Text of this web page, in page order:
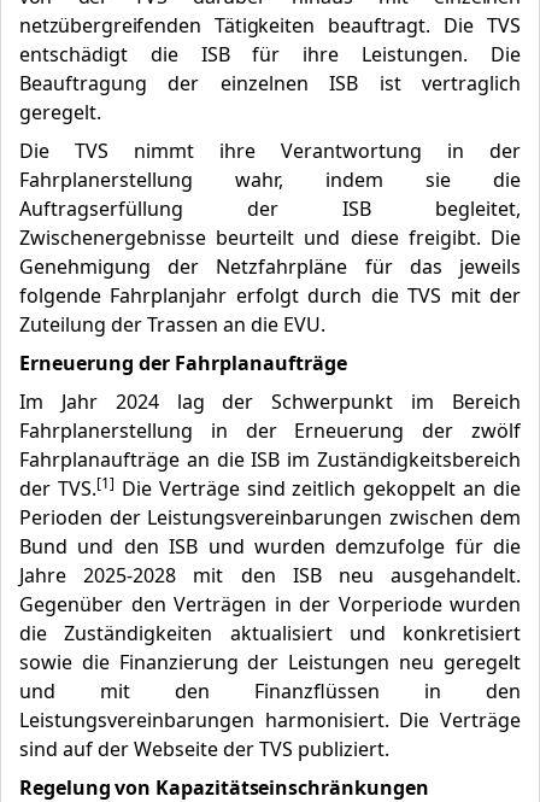
netzübergreifenden Tätigkeiten beauftragt. Die TVS
entschädigt die ISB für ihre Leistungen. Die
Beauftragung der einzelnen ISB ist vertraglich
geregelt.
Die TVS nimmt ihre Verantwortung in der
Fahrplanerstellung wahr, indem sie die
Auftragserfüllung der ISB begleitet,
Zwischenergebnisse beurteilt und diese freigibt. Die
Genehmigung der Netzfahrpläne für das jeweils
folgende Fahrplanjahr erfolgt durch die TVS mit der
Zuteilung der Trassen an die EVU.
Erneuerung der Fahrplanaufträge
Im Jahr 2024 lag der Schwerpunkt im Bereich
Fahrplanerstellung in der Erneuerung der zwölf
Fahrplanaufträge an die ISB im Zuständigkeitsbereich
der TVS.[1] Die Verträge sind zeitlich gekoppelt an die
Perioden der Leistungsvereinbarungen zwischen dem
Bund und den ISB und wurden demzufolge für die
Jahre 2025-2028 mit den ISB neu ausgehandelt.
Gegenüber den Verträgen in der Vorperiode wurden
die Zuständigkeiten aktualisiert und konkretisiert
sowie die Finanzierung der Leistungen neu geregelt
und mit den Finanzflüssen in den
Leistungsvereinbarungen harmonisiert. Die Verträge
sind auf der Webseite der TVS publiziert.
Regelung von Kapazitätseinschränkungen